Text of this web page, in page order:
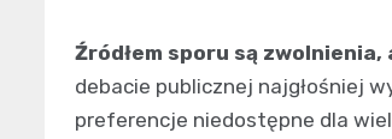
Źródłem sporu są
debacie publicznej najgłośniej
preferencje niedostępne dla